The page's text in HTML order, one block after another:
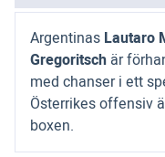
Argentinas Lautaro
Gregoritsch är
med chanser i ett
Österrikes offensiv
boxen.